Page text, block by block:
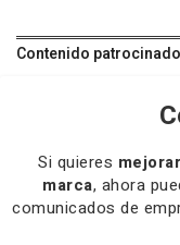
Contenido patrocinado
Si quieres
marca, ahora
comunicados de